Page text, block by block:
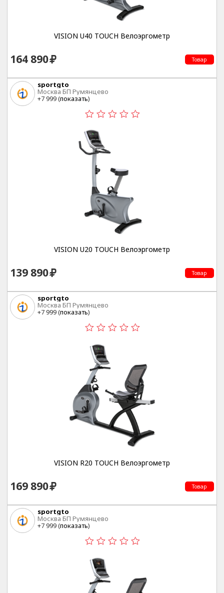
VISION U40 TOUCH Велоэргометр
164 890 Товар
sportgto
Москва БП Румянцево
+7 999 (показать)
VISION U20 TOUCH Велоэргометр
139 890 Товар
sportgto
Москва БП Румянцево
+7 999 (показать)
VISION R20 TOUCH Велоэргометр
169 890 Товар
sportgto
Москва БП Румянцево
+7 999 (показать)